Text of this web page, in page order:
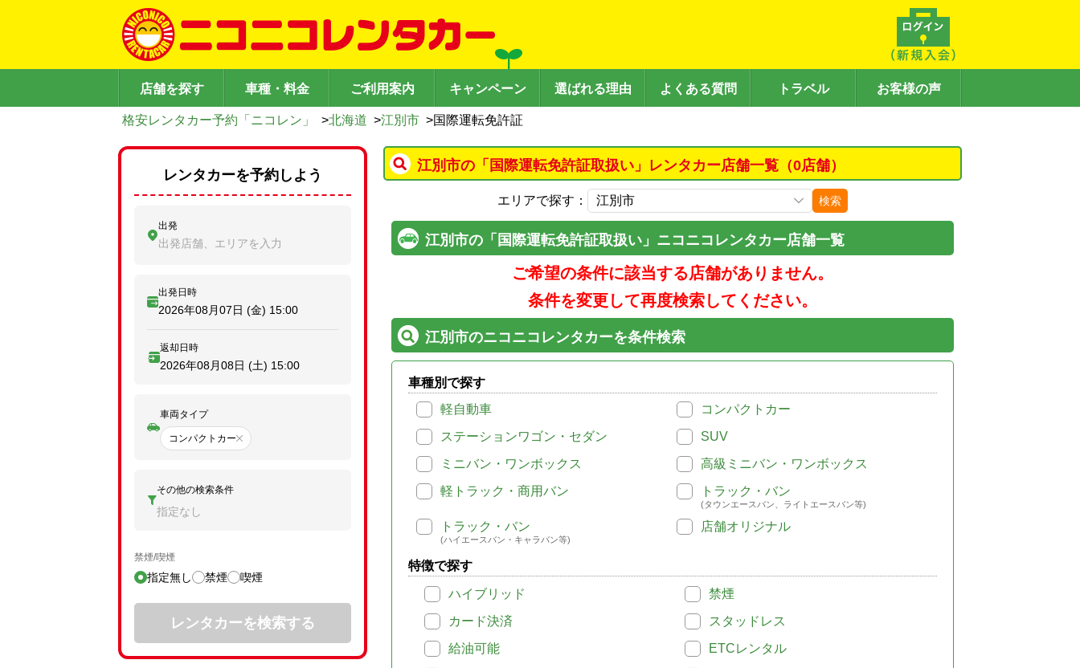
店舗を探す 車種・料金 ご利用案内 キャンペーン 選ばれる理由 よくある質問 トラベル お客様の声
格安レンタカー予約「ニコレン」 >北海道 >江別市 >国際運転免許証
江別市の「国際運転免許証取扱い」レンタカー店舗一覧（0店舗）
エリアで探す： 検索
江別市の「国際運転免許証取扱い」ニコニコレンタカー店舗一覧
ご希望の条件に該当する店舗がありません。
条件を変更して再度検索してください。
江別市のニコニコレンタカーを条件検索
車種別で探す
軽自動車
コンパクトカー
ステーションワゴン・セダン
SUV
ミニバン・ワンボックス
高級ミニバン・ワンボックス
軽トラック・商用バン
トラック・バン
(タウンエースバン、ライトエースバン等)
トラック・バン
(ハイエースバン・キャラバン等)
店舗オリジナル
特徴で探す
ハイブリッド
禁煙
カード決済
スタッドレス
給油可能
ETCレンタル
レンタカーを予約しよう
出発
出発店舗、エリアを入力
出発日時
2026年08月07日 (金) 15:00
返却日時
2026年08月08日 (土) 15:00
車両タイプ
コンパクトカー
その他の検索条件
指定なし
禁煙/喫煙
指定無し 禁煙 喫煙
レンタカーを検索する